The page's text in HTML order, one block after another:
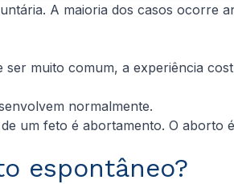
A maioria dos casos ocorre
muito comum, a experiência
normalmente.
um feto é abortamento. O aborto
espontâneo?